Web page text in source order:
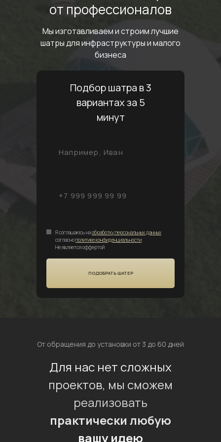
от профессионалов
Мы изготавливаем и строим лучшие
шатрыдля инфраструктуры и малого
бизнеса
Подбор шатра в 3
вариантах за 5
минут
Я соглашаюсь наобработку персональных данных
согласнополитике конфиденциальности.
Не является оффертой
ПОДОБРАТЬ ШАТЕР
От обращения до установки от 3 до 60 дней
Для нас нет сложных
проектов, мы сможем
реализовать
практически любую
вашу идею